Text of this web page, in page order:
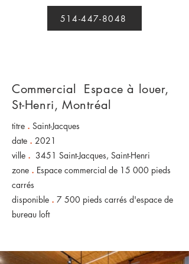
514-447-8048
Commercial
Espace à louer,
St-Henri, Montréal
titre . Saint-Jacques
date . 2021
ville . 3451 Saint-Jacques, Saint-Henri
zone . Espace commercial de 15 000 pieds
carrés
disponible . 7 500 pieds carrés d'espace de
bureau loft